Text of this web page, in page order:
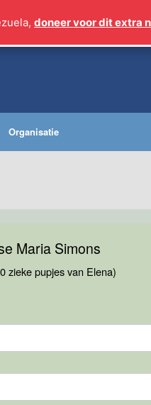
Organisatie
Maria Simons
zieke pupjes van Elena)
doneer voor dit extra